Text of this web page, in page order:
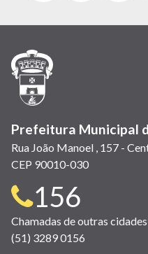
em
janela)
em
em
Prefeitura Municipal
Rua João Manoel , 157 -
CEP 90010-030
Telefone
para
156
Chamadas de outras
(51) 3289 0156